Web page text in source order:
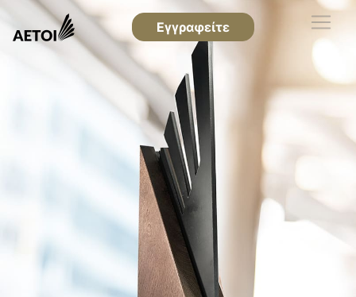
Εγγραφείτε